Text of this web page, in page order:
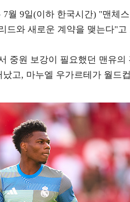
월 9일(이하 한국시간) "맨체
드와 새로운 계약을 맺는다"고
중원 보강이 필요했던 맨유의
고, 마누엘 우가르테가 월드